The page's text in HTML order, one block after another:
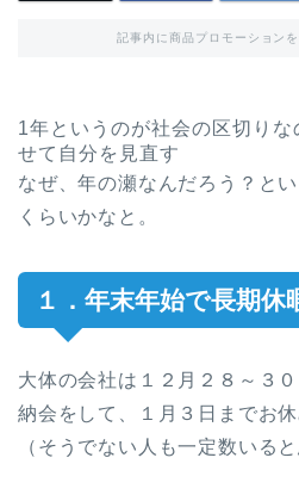
記事内に商品プロモーション
1年というのが社会の区切り
せて自分を見直す
なぜ、年の瀬なんだろう？と
くらいかなと。
１．年末年始で長期休
大体の会社は１２月２８～３
納会をして、１月３日までお
（そうでない人も一定数いる